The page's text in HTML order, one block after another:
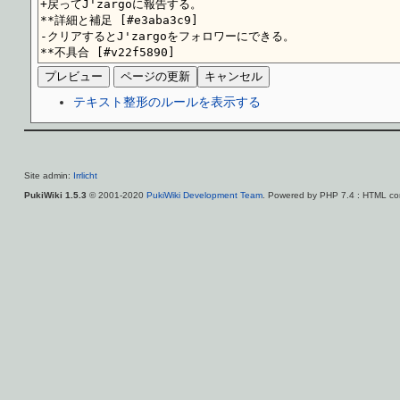
テキスト整形のルールを表示する
Site admin: Irrlicht
PukiWiki 1.5.3 © 2001-2020 PukiWiki Development Team. Powered by PHP 7.4 : HTML